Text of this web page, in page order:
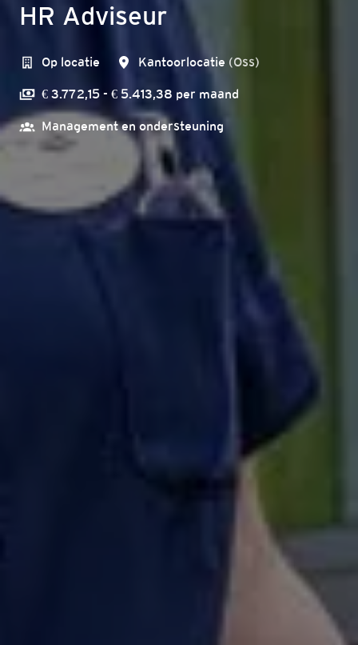
HR Adviseur
Op locatie Kantoorlocatie (Oss)
€ 3.772,15 - € 5.413,38 per maand
Management en ondersteuning